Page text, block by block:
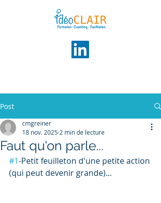
Post
Faut qu'on parle...
cmgreiner
18 nov. 2025 2 min de lecture
#1-Petit feuilleton d'une petite action
(qui peut devenir grande)...